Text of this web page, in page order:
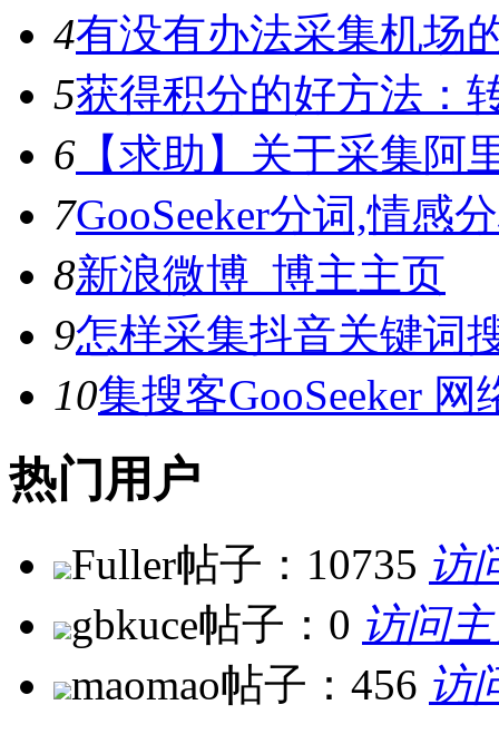
4有没有办法采集机场
5获得积分的好方法：
6 【求助】关于采集阿
7GooSeeker分词,情感
8新浪微博_博主主页
9怎样采集抖音关键词
10集搜客GooSeeker
热门用户
Fuller帖子：10735 访
gbkuce帖子：0 访问
maomao帖子：456 访